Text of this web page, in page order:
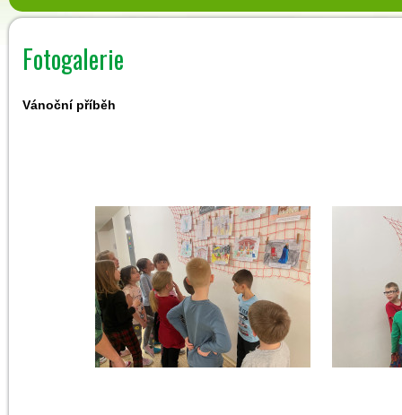
Fotogalerie
Vánoční příběh